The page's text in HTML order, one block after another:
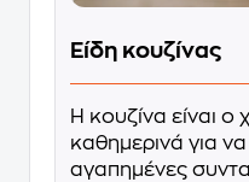
Είδη κουζίνας
Η κουζίνα είναι
καθημερινά για να
αγαπημένες